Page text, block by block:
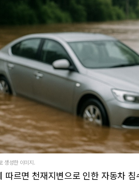
생성한 이미지.
따르면 천재지변으로 인한 자동차